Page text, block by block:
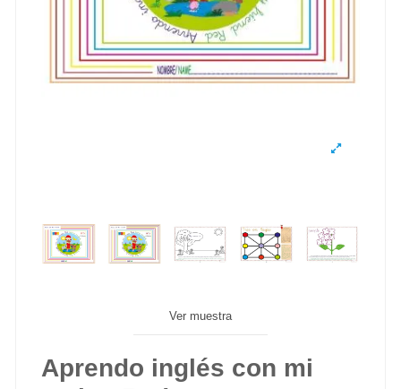
Ver muestra
Aprendo inglés con mi